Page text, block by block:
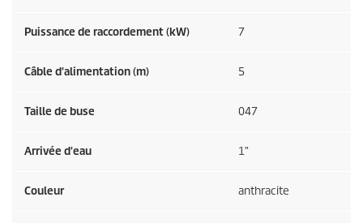
Puissance de raccordement (kW) 7
Câble d'alimentation (m) 5
Taille de buse 047
Arrivée d'eau 1″
Couleur anthracite